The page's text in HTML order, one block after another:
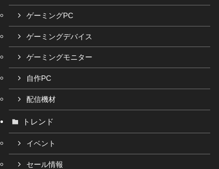
ゲーミングPC
ゲーミングデバイス
ゲーミングモニター
自作PC
配信機材
トレンド
イベント
セール情報